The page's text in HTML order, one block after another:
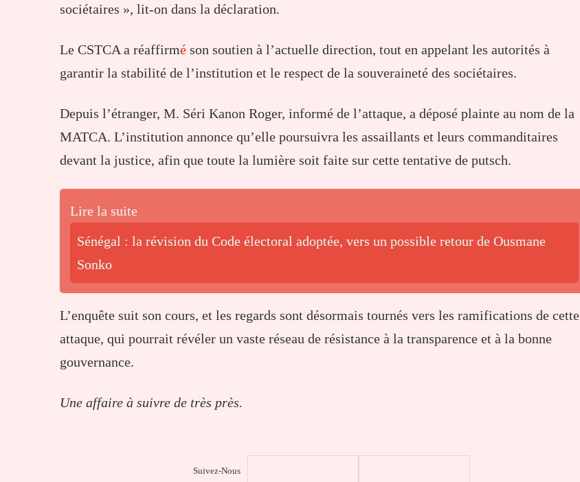
sociétaires », lit-on dans la déclaration.
Le CSTCA a réaffirmé son soutien à l’actuelle direction, tout en appelant les autorités à
garantir la stabilité de l’institution et le respect de la souveraineté des sociétaires.
Depuis l’étranger, M. Séri Kanon Roger, informé de l’attaque, a déposé plainte au nom de la
MATCA. L’institution annonce qu’elle poursuivra les assaillants et leurs commanditaires
devant la justice, afin que toute la lumière soit faite sur cette tentative de putsch.
Lire la suite
Sénégal : la révision du Code électoral adoptée, vers un possible retour de Ousmane
Sonko
L’enquête suit son cours, et les regards sont désormais tournés vers les ramifications de cette
attaque, qui pourrait révéler un vaste réseau de résistance à la transparence et à la bonne
gouvernance.
Une affaire à suivre de très près.
Suivez-Nous